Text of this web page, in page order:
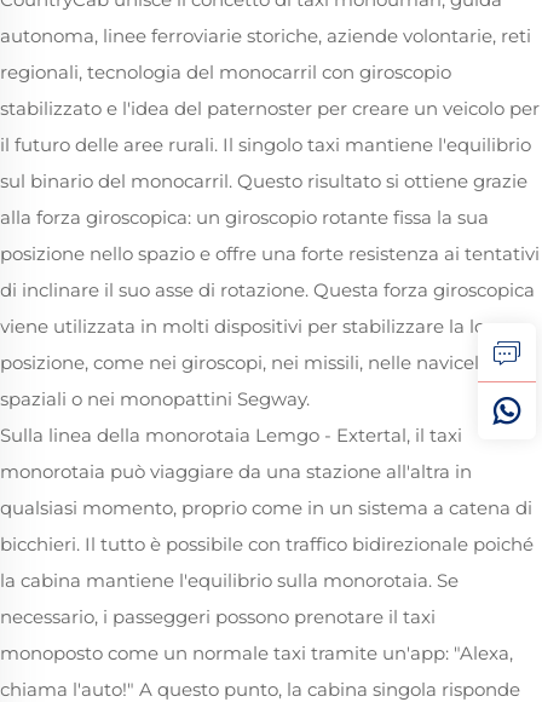
autonoma, linee ferroviarie storiche, aziende volontarie, reti
regionali, tecnologia del monocarril con giroscopio
stabilizzato e l'idea del paternoster per creare un veicolo per
il futuro delle aree rurali. Il singolo taxi mantiene l'equilibrio
sul binario del monocarril. Questo risultato si ottiene grazie
alla forza giroscopica: un giroscopio rotante fissa la sua
posizione nello spazio e offre una forte resistenza ai tentativi
di inclinare il suo asse di rotazione. Questa forza giroscopica
viene utilizzata in molti dispositivi per stabilizzare la loro
posizione, come nei giroscopi, nei missili, nelle navicelle
spaziali o nei monopattini Segway.
Sulla linea della monorotaia Lemgo - Extertal, il taxi
monorotaia può viaggiare da una stazione all'altra in
qualsiasi momento, proprio come in un sistema a catena di
bicchieri. Il tutto è possibile con traffico bidirezionale poiché
la cabina mantiene l'equilibrio sulla monorotaia. Se
necessario, i passeggeri possono prenotare il taxi
monoposto come un normale taxi tramite un'app: "Alexa,
chiama l'auto!" A questo punto, la cabina singola risponde